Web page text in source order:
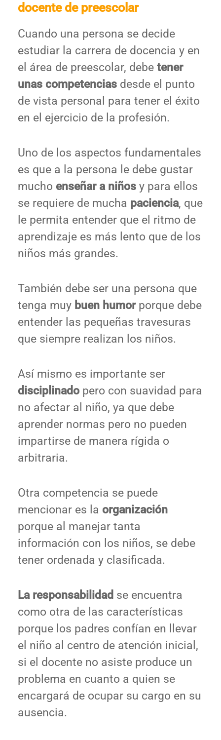
docente de preescolar
Cuando una persona se decide
estudiar la carrera de docencia y en
el área de preescolar, debe tener
unas competenciasdesde el punto
de vista personal para tener el éxito
en el ejercicio de la profesión.
Uno de los aspectos fundamentales
es que a la persona le debe gustar
mucho enseñar a niñosy para ellos
se requiere de mucha paciencia, que
le permita entender que el ritmo de
aprendizaje es más lento que de los
niños más grandes.
También debe ser una persona que
tenga muy buen humorporque debe
entender las pequeñas travesuras
que siempre realizan los niños.
Así mismo es importante ser
disciplinadopero con suavidad para
no afectar al niño, ya que debe
aprender normas pero no pueden
impartirse de manera rígida o
arbitraria.
Otra competencia se puede
mencionar es la organización
porque al manejar tanta
información con los niños, se debe
tener ordenada y clasificada.
La responsabilidad se encuentra
como otra de las características
porque los padres confían en llevar
el niño al centro de atención inicial,
si el docente no asiste produce un
problema en cuanto a quien se
encargará de ocupar su cargo en su
ausencia.